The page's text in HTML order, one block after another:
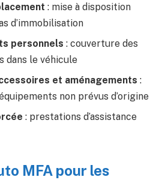
: mise à disposition
d’immobilisation
personnels : couverture des
dans le véhicule
et aménagements :
non prévus d’origine
: prestations d’assistance
MFA pour les